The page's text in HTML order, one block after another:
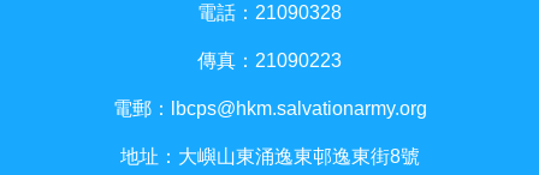
電話：21090328
傳真：21090223
電郵： lbcps@hkm.salvationarmy.org
地址：大嶼山東涌逸東邨逸東街8號